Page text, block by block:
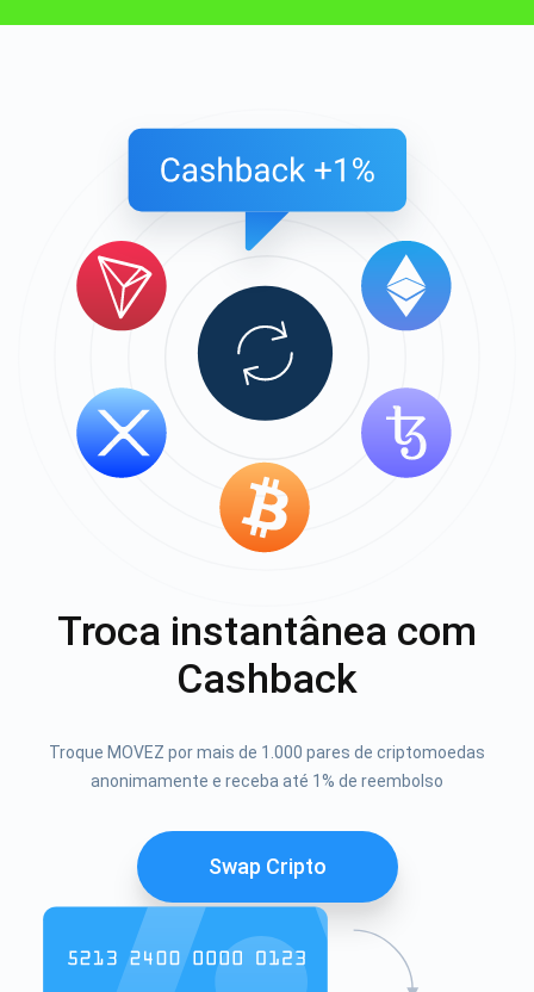
Troca instantânea com
Cashback
Troque MOVEZ por mais de 1.000 pares de criptomoedas
anonimamente e receba até 1% de reembolso
Swap Cripto